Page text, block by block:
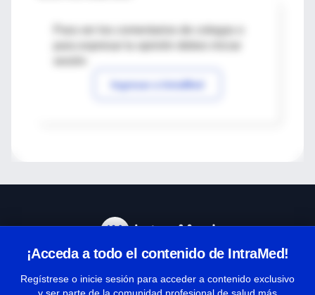
Para ver los comentarios de colegas o
Ingresar a IntraMed
¡Acceda a todo el contenido de IntraMed!
Regístrese o inicie sesión para acceder a contenido exclusivo